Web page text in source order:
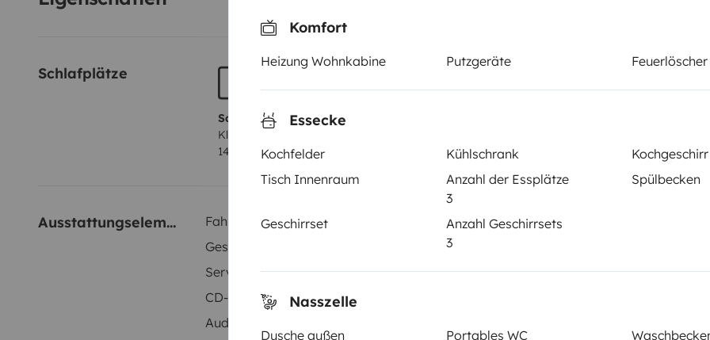
Komfort
Heizung Wohnkabine Putzgeräte Feuerlöscher
Essecke
Kochfelder Kühlschrank
Kochgeschirr
Tisch Innenraum
Anzahl der Essplätze
3
Spülbecken
Geschirrset
Anzahl Geschirrsets
3
Nasszelle
Dusche außen Portables WC
En plus le guide France passion pour stationner et passer la nuit gratuitement chez des
vignerons agriculteurs, paysans dans toute la France.
Schlafplätze
Schlafplatz 1
Klappbett
140x190 cm
Ausstattungselemente Fahrradträger
Kühlschrank
Geschirrset
Servolenkung
Autoradio
CD-Player
Audio-Anschluss